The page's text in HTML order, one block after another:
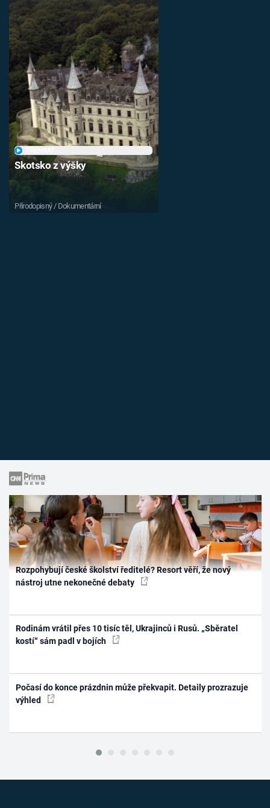
Skotsko z výšky
Přírodopisný / Dokumentární
Rozpohybují české školství ředitelé? Resort věří, že nový
nástroj utne nekonečné debaty
Rodinám vrátil přes 10 tisíc těl, Ukrajinců i Rusů. „Sběratel
kostí“ sám padl v bojích
Počasí do konce prázdnin může překvapit. Detaily prozrazuje
výhled